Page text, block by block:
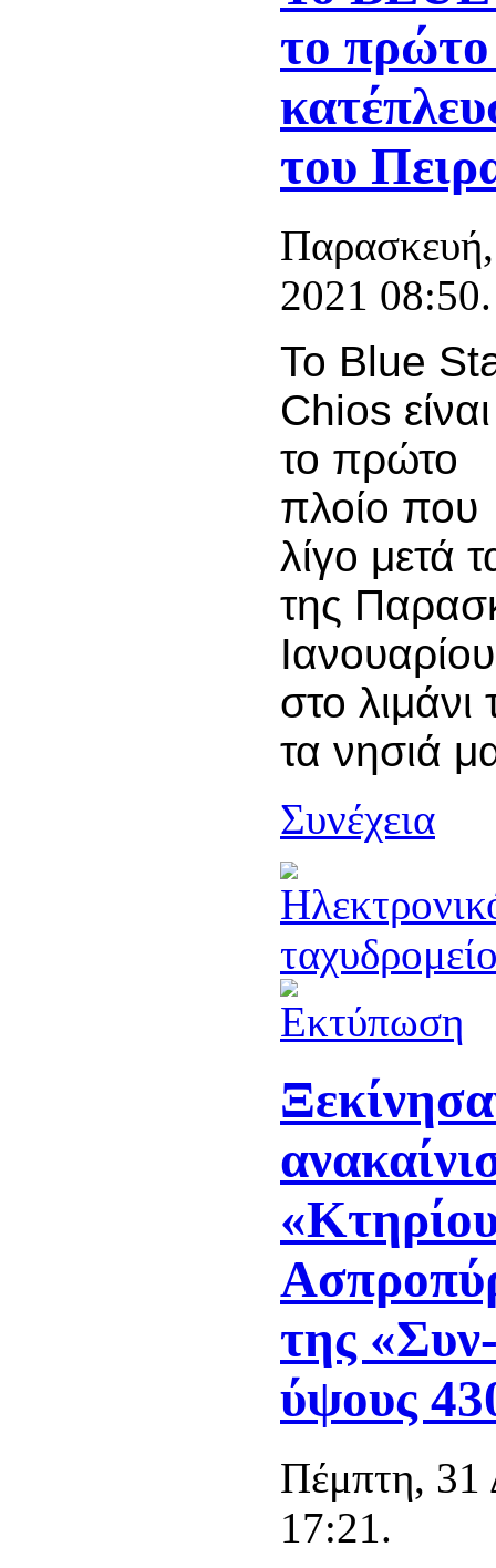
το
του
2021 08:50.
Το Blue
Chios είναι
το πρώτο
πλοίο που
λίγο μετά
της
στο
τα νησιά
Συνέχεια
της
ύψους
Πέμπτη, 31
17:21.